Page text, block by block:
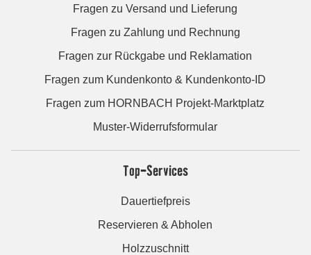
Fragen zu Versand und Lieferung
Fragen zu Zahlung und Rechnung
Fragen zur Rückgabe und Reklamation
Fragen zum Kundenkonto & Kundenkonto-ID
Fragen zum HORNBACH Projekt-Marktplatz
Muster-Widerrufsformular
Top-Services
Dauertiefpreis
Reservieren & Abholen
Holzzuschnitt